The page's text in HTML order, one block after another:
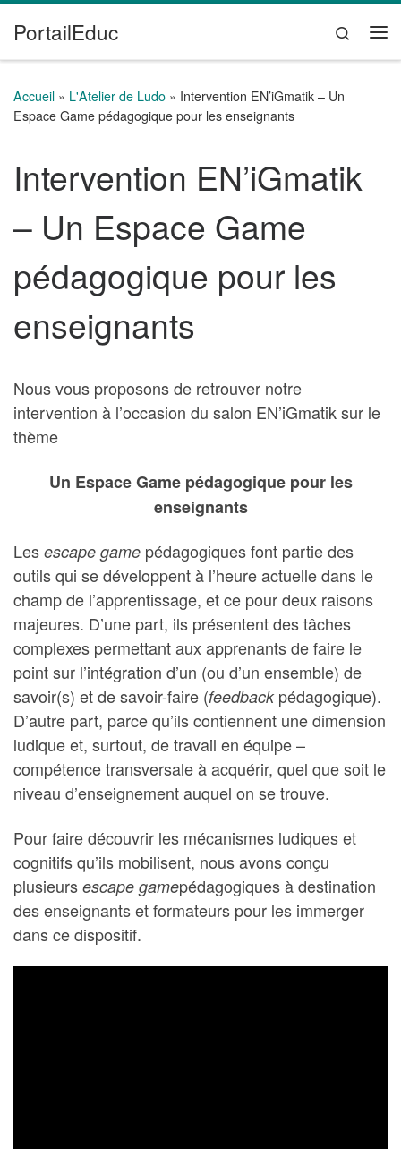
Passer au contenu
PortailEduc
Search
Accueil » L'Atelier de Ludo » Intervention EN’iGmatik – Un
Espace Game pédagogique pour les enseignants
Intervention EN’iGmatik
– Un Espace Game
pédagogique pour les
enseignants
Nous vous proposons de retrouver notre
intervention à l’occasion du salon EN’iGmatik sur le
thème
Un Espace Game pédagogique pour les
enseignants
Les escape game pédagogiques font partie des
outils qui se développent à l’heure actuelle dans le
champ de l’appren­tis­sage, et ce pour deux raisons
majeures. D’une part, ils présentent des tâches
complexes permettant aux apprenants de faire le
point sur l’intégration d’un (ou d’un ensemble) de
savoir(s) et de savoir-faire (feedback pédagogique).
D’autre part, parce qu’ils contiennent une dimension
ludique et, surtout, de travail en équipe –
compétence transversale à acquérir, quel que soit le
niveau d’enseignement auquel on se trouve.
Pour faire découvrir les mécanismes ludiques et
cognitifs qu’ils mobilisent, nous avons conçu
plusieurs escape gamepédagogiques à destination
des enseignants et formateurs pour les immerger
dans ce dispositif.